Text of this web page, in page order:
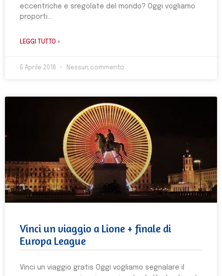
eccentriche e sregolate del mondo? Oggi vogliamo
proporti
LEGGI TUTTO »
5 Aprile 2018 Nessun commento
Vinci un viaggio a Lione + finale di
Europa League
Vinci un viaggio gratis Oggi vogliamo segnalare il